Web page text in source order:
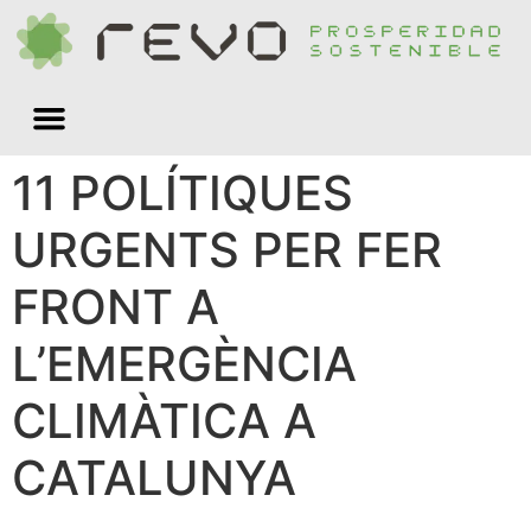
11 POLÍTIQUES
URGENTS PER FER
FRONT A
L’EMERGÈNCIA
CLIMÀTICA A
CATALUNYA